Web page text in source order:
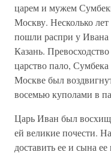
царем и мужем
Москву. Несколько
пошли распри у
Казань.
царство пало, Сумбека
Москве был
восемью куполами в
Царь Иван был
ей великие почести.
доставить ее и сына